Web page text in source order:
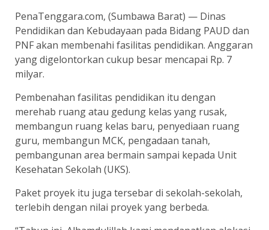
PenaTenggara.com, (Sumbawa Barat) — Dinas
Pendidikan dan Kebudayaan pada Bidang PAUD dan
PNF akan membenahi fasilitas pendidikan. Anggaran
yang digelontorkan cukup besar mencapai Rp. 7
milyar.
Pembenahan fasilitas pendidikan itu dengan
merehab ruang atau gedung kelas yang rusak,
membangun ruang kelas baru, penyediaan ruang
guru, membangun MCK, pengadaan tanah,
pembangunan area bermain sampai kepada Unit
Kesehatan Sekolah (UKS).
Paket proyek itu juga tersebar di sekolah-sekolah,
terlebih dengan nilai proyek yang berbeda.